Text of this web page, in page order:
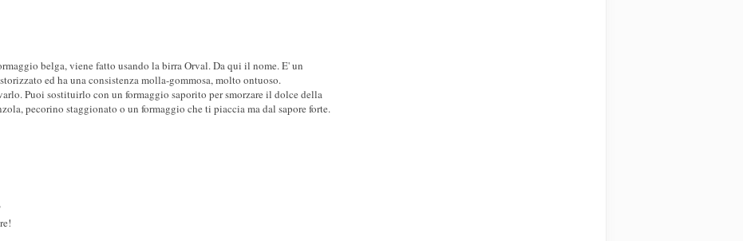
belga, viene fatto usando la birra Orval. Da qui il nome. E' un
ed ha una consistenza molla-gommosa, molto ontuoso.
Puoi sostituirlo con un formaggio saporito per smorzare il dolce della
pecorino staggionato o un formaggio che ti piaccia ma dal sapore forte.